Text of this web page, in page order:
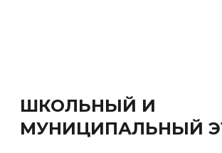
ШКОЛЬНЫЙ И
МУНИЦИПАЛЬНЫЙ